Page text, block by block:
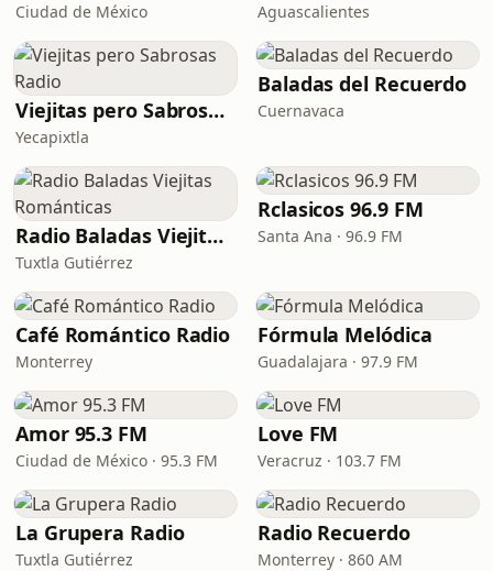
Ciudad de México Aguascalientes
Viejitas pero Sabrosas Radio
Yecapixtla
Baladas del Recuerdo
Cuernavaca
Radio Baladas Viejitas Románticas
Tuxtla Gutiérrez
Rclasicos 96.9 FM
Santa Ana · 96.9 FM
Café Romántico Radio
Monterrey
Fórmula Melódica
Guadalajara · 97.9 FM
Amor 95.3 FM
Ciudad de México · 95.3 FM
Love FM
Veracruz · 103.7 FM
La Grupera Radio
Tuxtla Gutiérrez
Radio Recuerdo
Monterrey · 860 AM